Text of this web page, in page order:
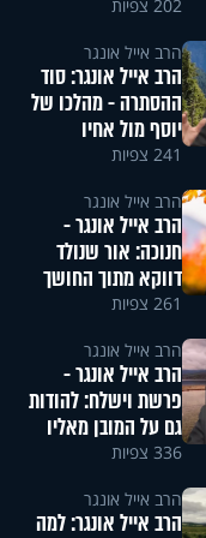
202 צפיות
הרב אייל אונגר
הרב אייל אונגר: סוד
ההסתרה - מהלכו של
יוסף מול אחיו
241 צפיות
הרב אייל אונגר
הרב אייל אונגר -
חנוכה: אור שנולד
דווקא מתוך החושך
261 צפיות
הרב אייל אונגר
הרב אייל אונגר -
פרשת וישלח: להודות
גם על המובן מאליו
336 צפיות
הרב אייל אונגר
הרב אייל אונגר: למה